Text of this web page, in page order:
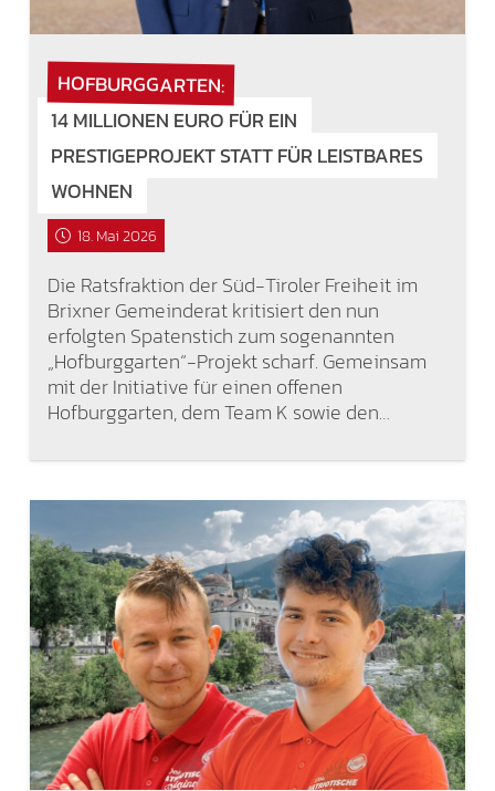
HOFBURGGARTEN:
14 MILLIONEN EURO FÜR EIN
PRESTIGEPROJEKT STATT FÜR LEISTBARES
WOHNEN
18. Mai 2026
Die Ratsfraktion der Süd-Tiroler Freiheit im
Brixner Gemeinderat kritisiert den nun
erfolgten Spatenstich zum sogenannten
„Hofburggarten“-Projekt scharf. Gemeinsam
mit der Initiative für einen offenen
Hofburggarten, dem Team K sowie den…